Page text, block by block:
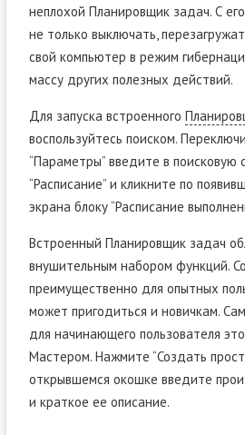
неплохой Планировщик задач. С
не только выключать,
свой компьютер в режим
массу других полезных действий.
Для запуска встроенного
воспользуйтесь поиском.
“Параметры” введите в поисковую
“Расписание” и кликните по
экрана блоку “Расписание
Встроенный Планировщик задач
внушительным набором функций.
преимущественно для опытных
может пригодиться и новичкам.
для начинающего пользователя
Мастером. Нажмите “Создать
открывшемся окошке введите
и краткое ее описание.